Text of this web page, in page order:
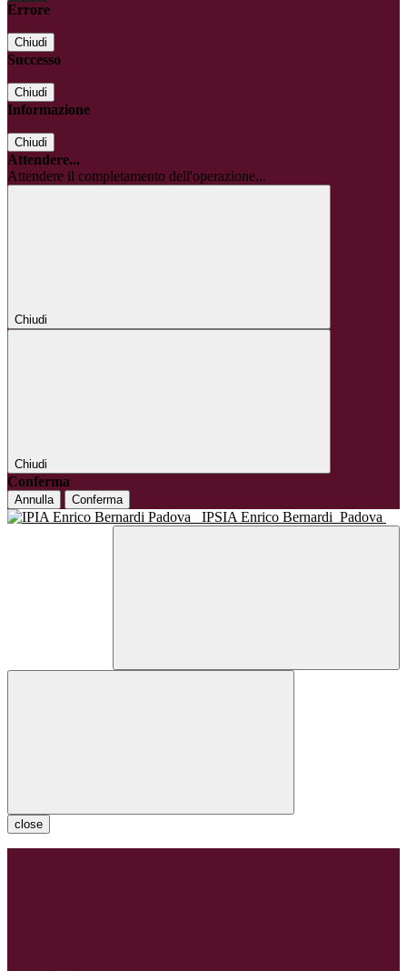
Errore
Chiudi
Successo
Chiudi
Informazione
Chiudi
Attendere...
Attendere il completamento dell'operazione...
Chiudi
Chiudi
Conferma
Annulla Conferma
IPSIA Enrico Bernardi Padova
close